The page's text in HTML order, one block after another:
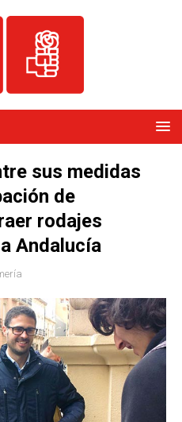
sus medidas
de
rodajes
Andalucía